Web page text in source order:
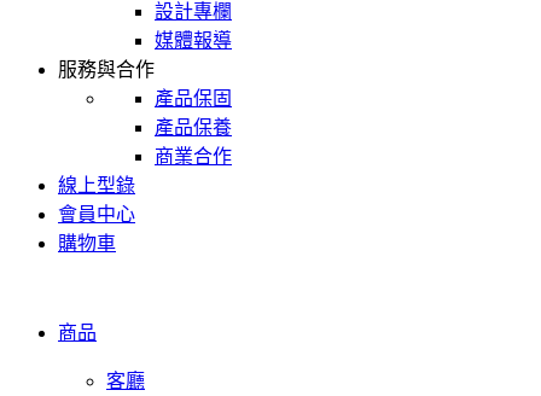
設計專欄
媒體報導
服務與合作
產品保固
產品保養
商業合作
線上型錄
會員中心
購物車
商品
客廳